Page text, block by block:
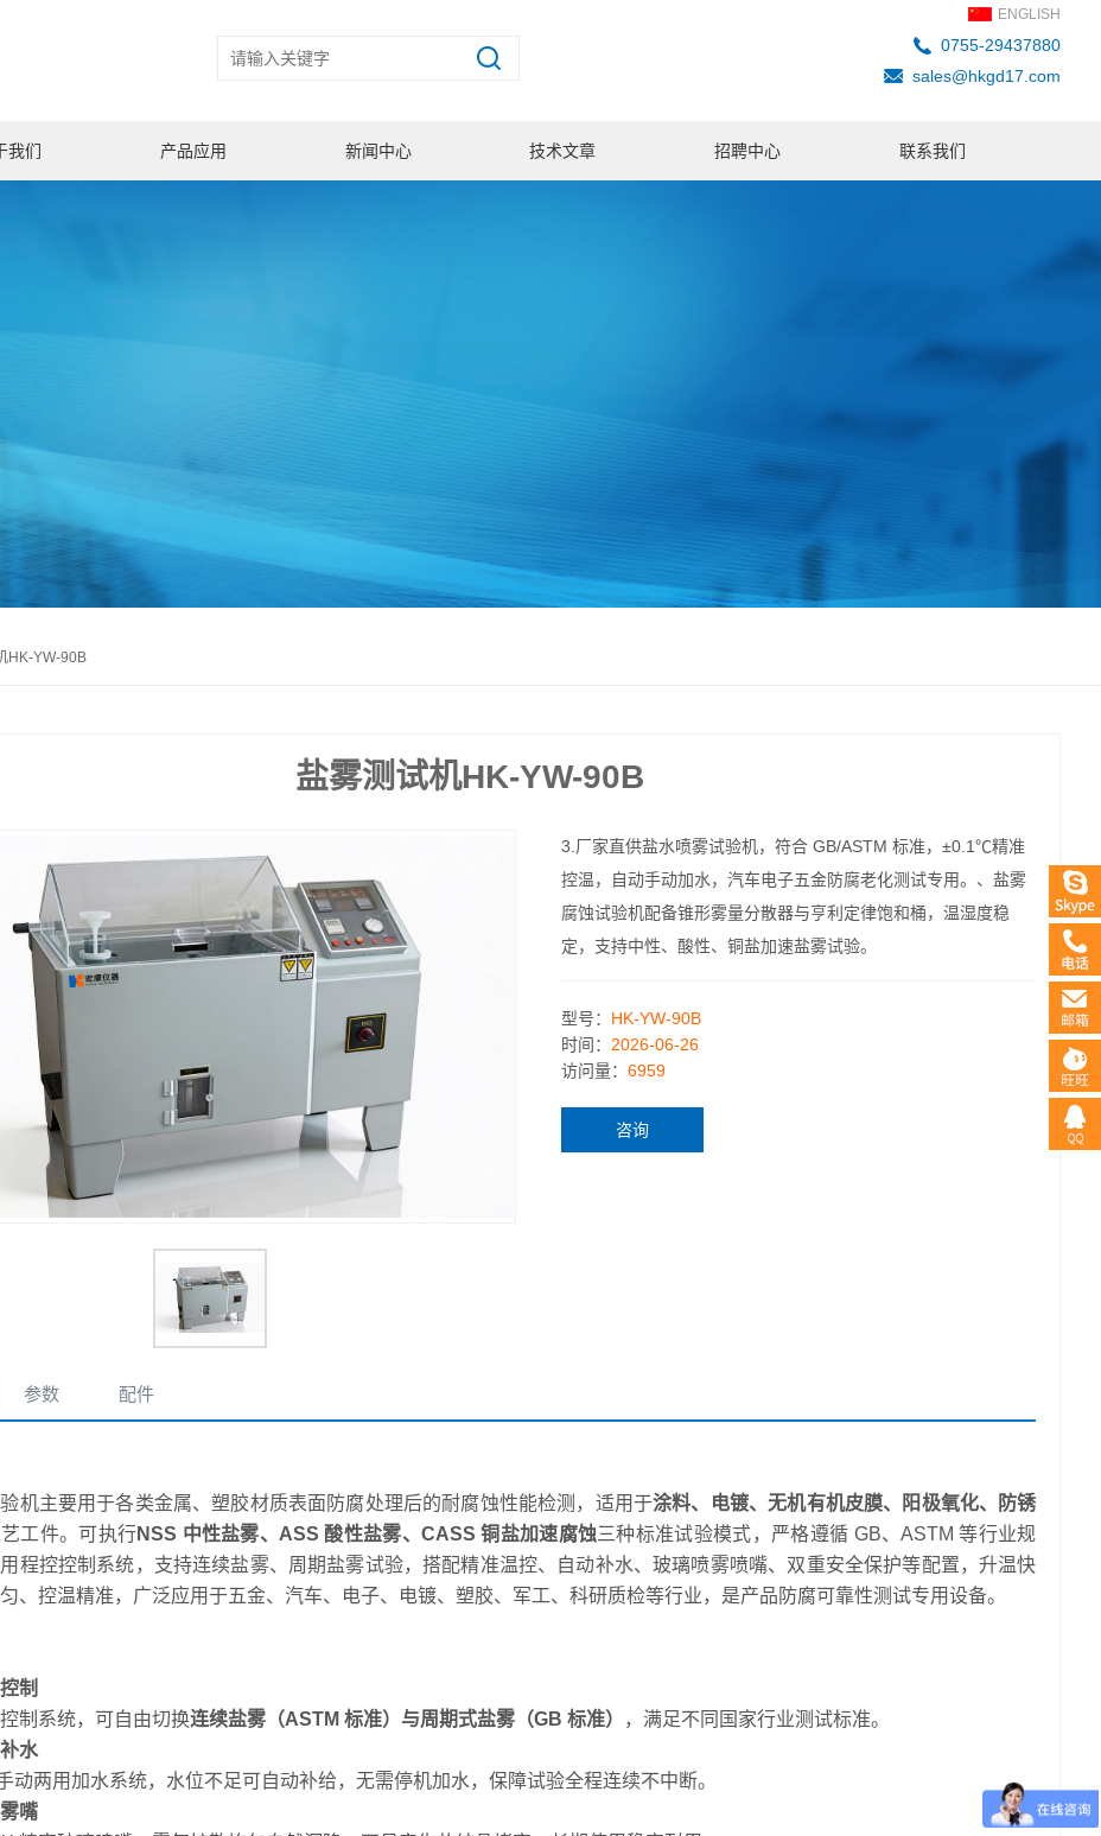
ENGLISH
0755-29437880
sales@hkgd17.com
我们 产品应用 新闻中心 技术文章 招聘中心 联系我们
HK-YW-90B
盐雾测试机HK-YW-90B
3.厂家直供盐水喷雾试验机，符合 GB/ASTM 标准，±0.1℃精准
控温，自动手动加水，汽车电子五金防腐老化测试专用。、盐雾
腐蚀试验机配备锥形雾量分散器与亨利定律饱和桶，温湿度稳
定，支持中性、酸性、铜盐加速盐雾试验。
型号： HK-YW-90B
时间： 2026-06-26
访问量： 6959
咨询
参数 配件
机主要用于各类金属、塑胶材质表面防腐处理后的耐腐蚀性能检测，适用于涂料、电镀、无机有机皮膜、阳极氧化、防锈
工件。可执行NSS 中性盐雾、ASS 酸性盐雾、CASS 铜盐加速腐蚀三种标准试验模式，严格遵循 GB、ASTM 等行业规
程控控制系统，支持连续盐雾、周期盐雾试验，搭配精准温控、自动补水、玻璃喷雾喷嘴、双重安全保护等配置，升温快
、控温精准，广泛应用于五金、汽车、电子、电镀、塑胶、军工、科研质检等行业，是产品防腐可靠性测试专用设备。
制
制系统，可自由切换连续盐雾（ASTM 标准）与周期式盐雾（GB 标准）
，满足不同国家行业测试标准。
水
动两用加水系统，水位不足可自动补给，无需停机加水，保障试验全程连续不中断。
嘴